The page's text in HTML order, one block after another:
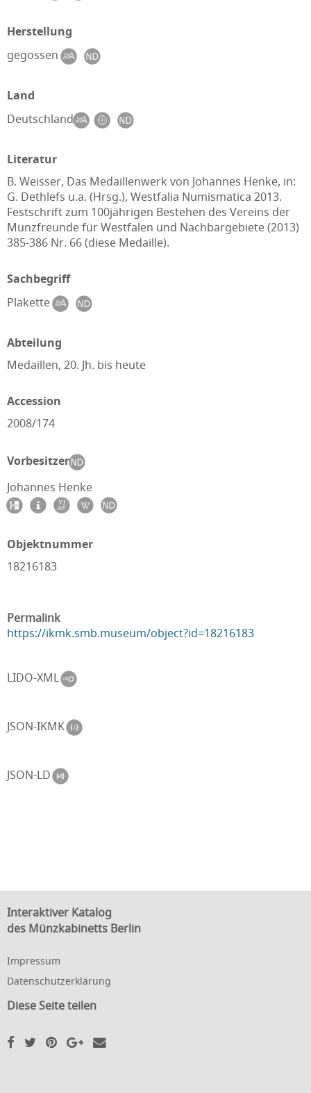
Herstellung
gegossen
Land
Deutschland
Literatur
B. Weisser, Das Medaillenwerk von Johannes Henke, in:
G. Dethlefs u.a. (Hrsg.), Westfalia Numismatica 2013.
Festschrift zum 100jährigen Bestehen des Vereins der
Münzfreunde für Westfalen und Nachbargebiete (2013)
385-386 Nr. 66 (diese Medaille).
Sachbegriff
Plakette
Abteilung
Medaillen, 20. Jh. bis heute
Accession
2008/174
Vorbesitzer
Johannes Henke
Objektnummer
18216183
Permalink
https://ikmk.smb.museum/object?id=18216183
LIDO-XML
JSON-IKMK
JSON-LD
Interaktiver Katalog
des Münzkabinetts Berlin
Impressum
Datenschutzerklärung
Diese Seite teilen